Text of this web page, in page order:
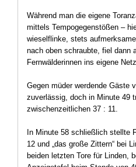
Während man die eigene
mittels Tempogegenstößen –
wieselflinke, stets
nach oben schraubte, fiel dann
Fernwälderinnen ins eigene
Gegen müder werdende Gäste
zuverlässig, doch in Minute 49
zwischenzeitlichen 37 : 11.
In Minute 58 schließlich stellte
12 und „das große Zittern“ bei
beiden letzten Tore für Linden,